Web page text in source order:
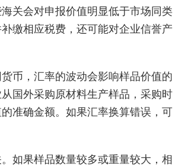
关会对申报价值明显低于市场同类
缴相应税费，还可能对企业信誉产
币，汇率的波动会影响样品价值的
国外采购原材料生产样品，采购时
准确金额。如果汇率换算错误，可
如果样品数量较多或重量较大，相